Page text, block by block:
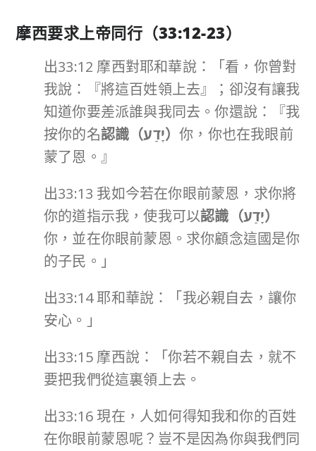
摩西要求上帝同行（33:12-23）
出33:12 摩西對耶和華說：「看，你曾對
我說：『將這百姓領上去』；卻沒有讓我
知道你要差派誰與我同去。你還說：『我
按你的名認識（יָדַע）你，你也在我眼前
蒙了恩。』
出33:13 我如今若在你眼前蒙恩，求你將
你的道指示我，使我可以認識（יָדַע）
你，並在你眼前蒙恩。求你顧念這國是你
的子民。」
出33:14 耶和華說：「我必親自去，讓你
安心。」
出33:15 摩西說：「你若不親自去，就不
要把我們從這裏領上去。
出33:16 現在，人如何得知我和你的百姓
在你眼前蒙恩呢？豈不是因為你與我們同